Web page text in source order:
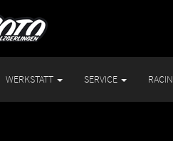
WERKSTATT SERVICE